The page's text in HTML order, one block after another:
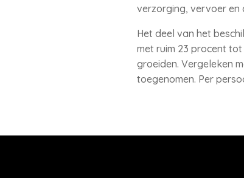
verzorging, vervoer en
Het deel van het
met ruim 23 procent
groeiden. Vergeleken
toegenomen. Per